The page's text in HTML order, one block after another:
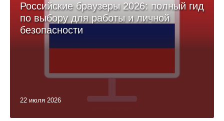
Российские браузеры 2026: полный гид
по выбору для работы и личной
безопасности
22 июля 2026